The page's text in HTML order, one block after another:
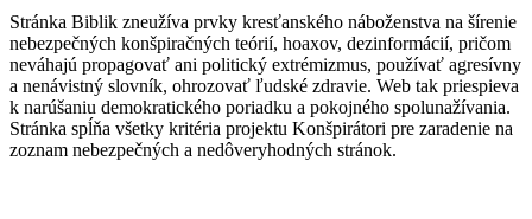
Stránka Biblik zneužíva prvky kresťanského náboženstva na šírenie
nebezpečných konšpiračných teórií, hoaxov, dezinformácií, pričom
neváhajú propagovať ani politický extrémizmus, používať agresívny
a nenávistný slovník, ohrozovať ľudské zdravie. Web tak priespieva
k narúšaniu demokratického poriadku a pokojného spolunažívania.
Stránka spĺňa všetky kritéria projektu Konšpirátori pre zaradenie na
zoznam nebezpečných a nedôveryhodných stránok.